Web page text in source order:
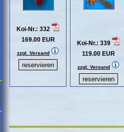
Koi-Nr.: 332
169.00 EUR
zzgl. Versand
Koi-Nr.: 339
119.00 EUR
zzgl. Versand